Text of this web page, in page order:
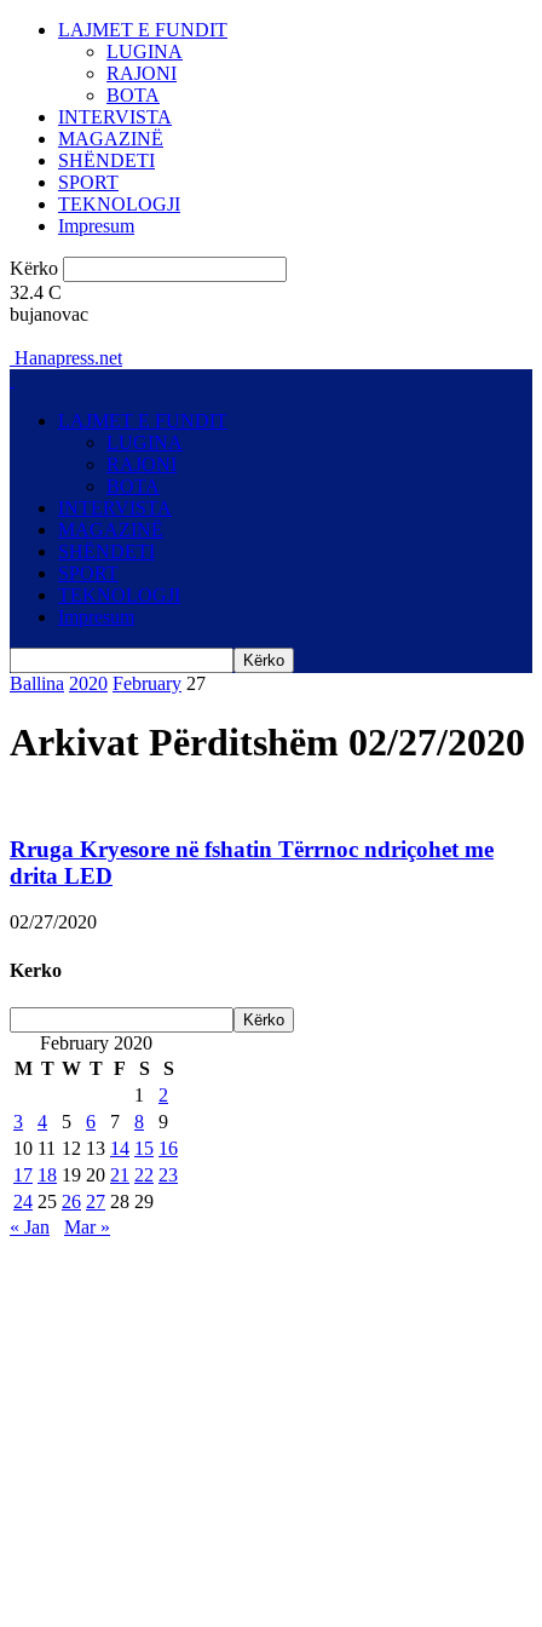
LAJMET E FUNDIT
LUGINA
RAJONI
BOTA
INTERVISTA
MAGAZINË
SHËNDETI
SPORT
TEKNOLOGJI
Impresum
Kërko
32.4 C
bujanovac
Hanapress.net
LAJMET E FUNDIT
LUGINA
RAJONI
BOTA
INTERVISTA
MAGAZINË
SHËNDETI
SPORT
TEKNOLOGJI
Impresum
Ballina 2020 February 27
Arkivat Përditshëm 02/27/2020
Rruga Kryesore në fshatin Tërrnoc ndriçohet me
drita LED
02/27/2020
Kerko
February 2020
M T W T F S
S
1
2
3
4 5 6 7 8
9
10 11 12 13 14 15 16
17 18 19 20 21 22 23
24 25 26 27 28 29
« Jan
Mar »